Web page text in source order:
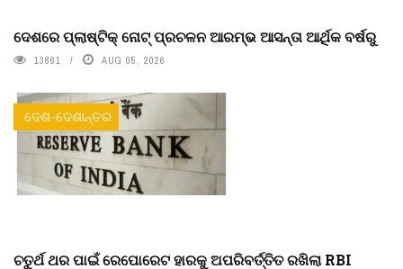
ଦେଶରେ ପ୍ଲାଷ୍ଟିକ୍ ନୋଟ୍‌ ପ୍ରଚଳନ ଆରମ୍ଭ ଆସନ୍ତା ଆର୍ଥିକ ବର୍ଷରୁ
13861 AUG 05, 2026
ଦେଶ-ଦେଶାନ୍ତର
ଚତୁର୍ଥ ଥର ପାଇଁ ରେପୋରେଟ ହାରକୁ ଅପରିବର୍ତ୍ତିତ ରଖିଲା RBI